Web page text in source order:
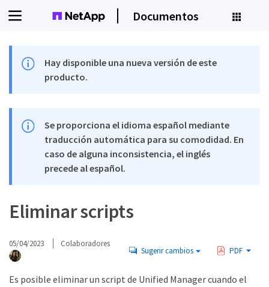
Documentos
Hay disponible una nueva versión de este
producto.
Se proporciona el idioma español mediante
traducción automática para su comodidad. En
caso de alguna inconsistencia, el inglés
precede al español.
Eliminar scripts
05/04/2023 Colaboradores
Sugerir cambios PDF
Es posible eliminar un script de Unified Manager cuando el